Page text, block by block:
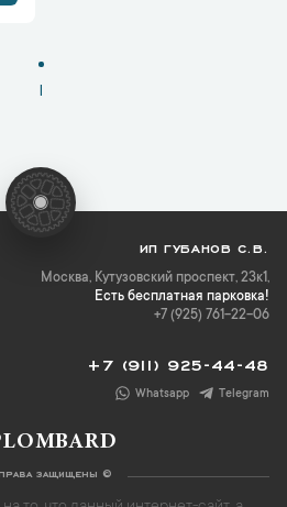
1
ИП ГУБАНОВ С.В.
Москва, Кутузовский проспект, 23к1,
Есть бесплатная парковка!
+7 (925) 761-22-06
+7 (911) 925-44-48
Whatsapp Telegram
защищены ©